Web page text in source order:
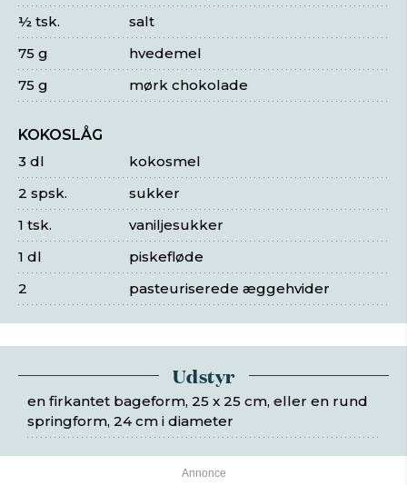
salt
½ tsk.
hvedemel
75 g
mørk chokolade
75 g
KOKOSLÅG
kokosmel
3 dl
sukker
2 spsk.
vaniljesukker
1 tsk.
piskefløde
1 dl
pasteuriserede æggehvider
2
Udstyr
en firkantet bageform, 25 x 25 cm, eller en rund
springform, 24 cm i diameter